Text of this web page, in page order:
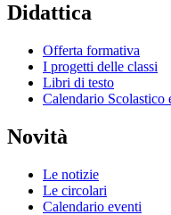
Didattica
Offerta formativa
I progetti delle classi
Libri di testo
Calendario Scolastico
Novità
Le notizie
Le circolari
Calendario eventi